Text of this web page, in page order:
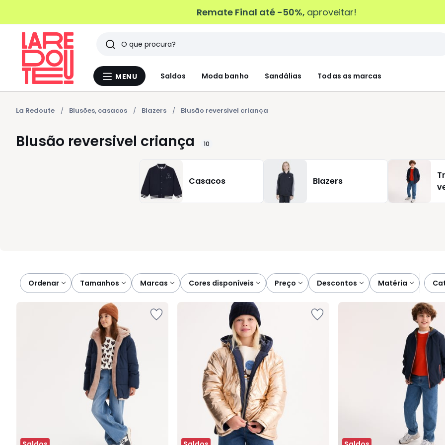
Remate Final até -50%, aproveitar!
Menu
MENU Saldos Moda banho Sandálias Todas as marcas
Pesquisar
Últimos
artigos
vistos
La Redoute Blusões, casacos Blazers Blusão reversivel criança
Blusão reversivel criança 10
Casacos Blazers
Ordenar tamanhos marcas cores disponíveis preço descontos matéria